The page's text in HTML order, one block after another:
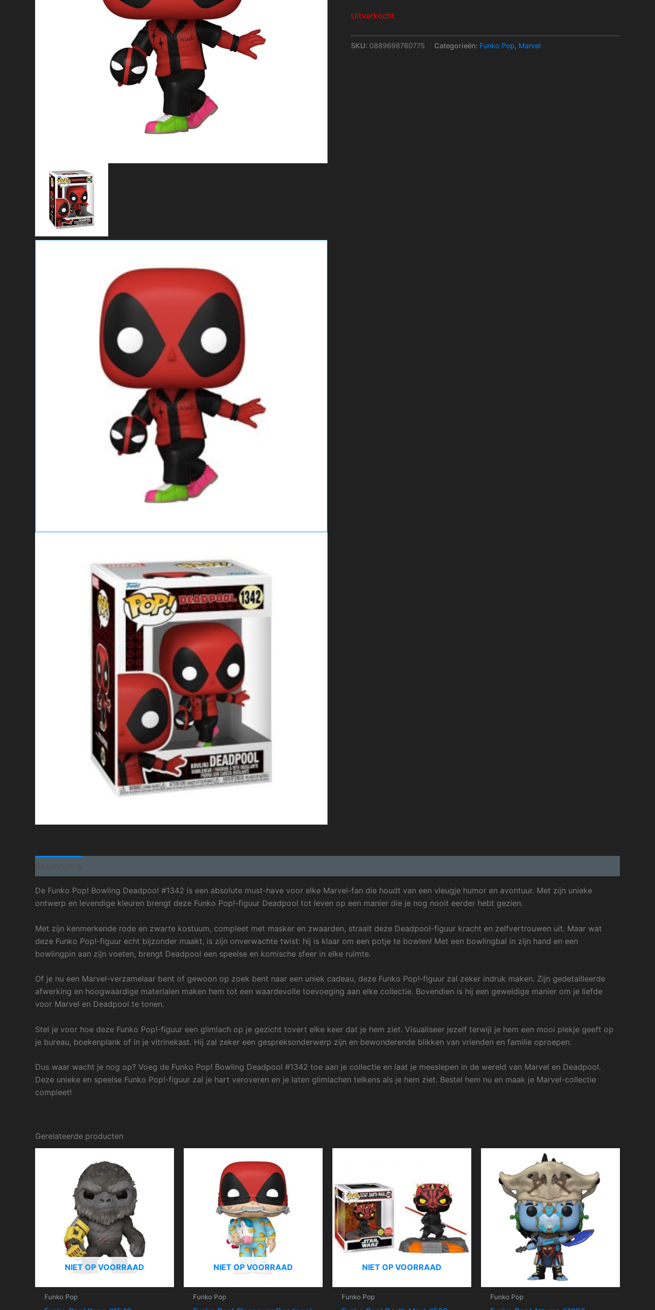
Uitverkocht
SKU: 0889698760775 Categorieën: Funko Pop, Marvel
De Funko Pop! Bowling Deadpool #1342 is een absolute must-have voor elke Marvel-fan die houdt van een vleugje humor en avontuur. Met zijn unieke
ontwerp en levendige kleuren brengt deze Funko Pop!-figuur Deadpool tot leven op een manier die je nog nooit eerder hebt gezien.
Met zijn kenmerkende rode en zwarte kostuum, compleet met masker en zwaarden, straalt deze Deadpool-figuur kracht en zelfvertrouwen uit. Maar wat
deze Funko Pop!-figuur echt bijzonder maakt, is zijn onverwachte twist: hij is klaar om een potje te bowlen! Met een bowlingbal in zijn hand en een
bowlingpin aan zijn voeten, brengt Deadpool een speelse en komische sfeer in elke ruimte.
Of je nu een Marvel-verzamelaar bent of gewoon op zoek bent naar een uniek cadeau, deze Funko Pop!-figuur zal zeker indruk maken. Zijn gedetailleerde
afwerking en hoogwaardige materialen maken hem tot een waardevolle toevoeging aan elke collectie. Bovendien is hij een geweldige manier om je liefde
voor Marvel en Deadpool te tonen.
Stel je voor hoe deze Funko Pop!-figuur een glimlach op je gezicht tovert elke keer dat je hem ziet. Visualiseer jezelf terwijl je hem een mooi plekje geeft op
je bureau, boekenplank of in je vitrinekast. Hij zal zeker een gespreksonderwerp zijn en bewonderende blikken van vrienden en familie oproepen.
Dus waar wacht je nog op? Voeg de Funko Pop! Bowling Deadpool #1342 toe aan je collectie en laat je meeslepen in de wereld van Marvel en Deadpool.
Deze unieke en speelse Funko Pop!-figuur zal je hart veroveren en je laten glimlachen telkens als je hem ziet. Bestel hem nu en maak je Marvel-collectie
compleet!
Gerelateerde producten
NIET OP VOORRAAD
Funko Pop
NIET OP VOORRAAD
Funko Pop
NIET OP VOORRAAD
Funko Pop Funko Pop